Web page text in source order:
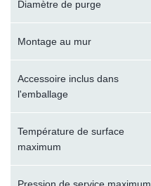
Diamètre de purge
Montage au mur
Accessoire inclus dans
l'emballage
Température de surface
maximum